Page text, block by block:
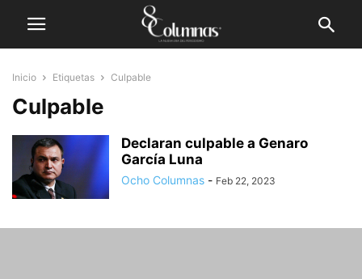
Inicio Etiquetas Culpable
Culpable
Declaran culpable a Genaro
García Luna
Ocho Columnas - Feb 22, 2023